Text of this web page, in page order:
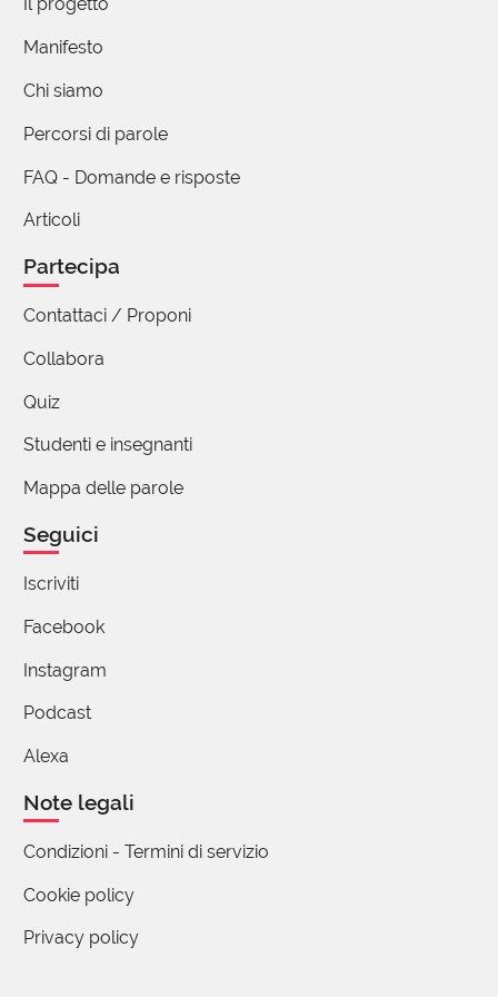
Concordo con francesco desiderio
05 Settembre 2018 19:44
Che bello riscoprire il significato positivo di questa
parola, anche io, come gli altri, ho apprezzato la
citazione dantesca :)
Eria
28 Aprile 2021 11:12
In inglese outrageous ha esattamente questo
meraviglioso significato.
1 reazione
Il progetto
Manifesto
Chi siamo
Percorsi di parole
FAQ - Domande e risposte
Articoli
Partecipa
Contattaci / Proponi
Collabora
Quiz
Studenti e insegnanti
Mappa delle parole
Seguici
Iscriviti
Facebook
Instagram
Podcast
Alexa
Note legali
Condizioni - Termini di servizio
Cookie policy
Privacy policy